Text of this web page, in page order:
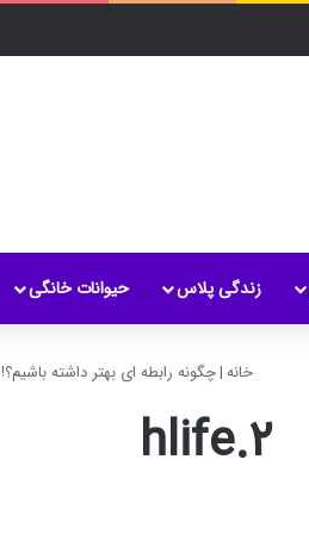
زندگی پلاس حیوانات خانگی
خانه|چگونه رابطه ای بهتر داشته باشیم؟!
hlife.۲